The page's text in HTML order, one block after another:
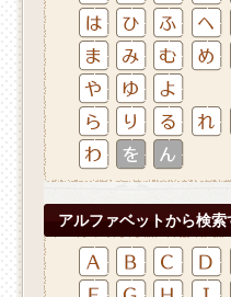
アルファベットから検索